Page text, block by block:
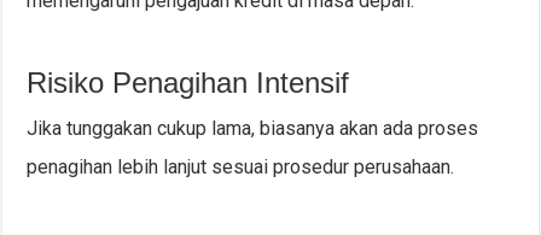
Risiko Penagihan Intensif
Jika tunggakan cukup lama, biasanya akan ada proses
penagihan lebih lanjut sesuai prosedur perusahaan.